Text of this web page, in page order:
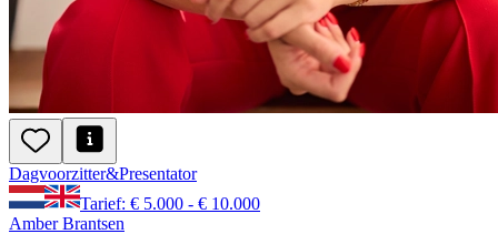
Dagvoorzitter&Presentator
Tarief: € 5.000 - € 10.000
Amber Brantsen